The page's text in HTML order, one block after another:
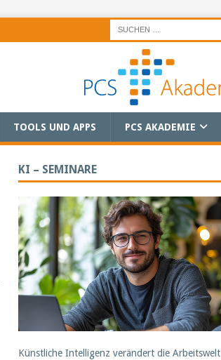
TOOLS UND APPS PCS AKADEMIE
KI – SEMINARE
Künstliche Intelligenz verändert die Arbeitswelt